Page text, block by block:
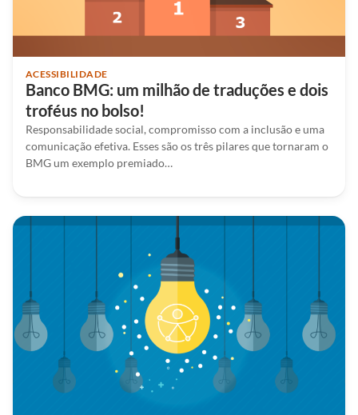
ACESSIBILIDADE
Banco BMG: um milhão de traduções e dois
troféus no bolso!
Responsabilidade social, compromisso com a inclusão e uma
comunicação efetiva. Esses são os três pilares que tornaram o
BMG um exemplo premiado…